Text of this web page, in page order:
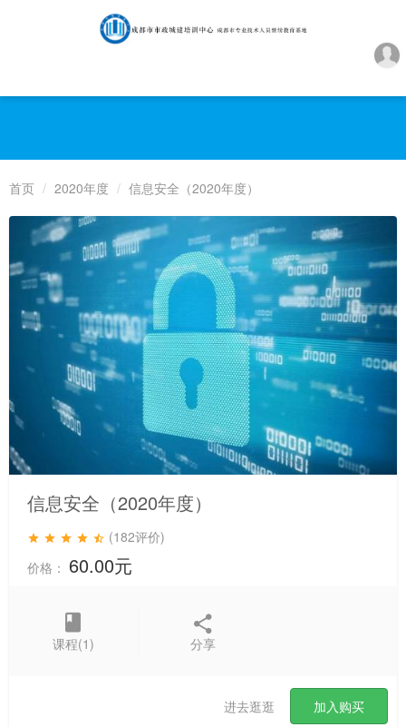
首页 2020年度 信息安全（2020年度）
信息安全（2020年度）
(182评价)
价格： 60.00元
课程(1) 分享
进去逛逛 加入购买